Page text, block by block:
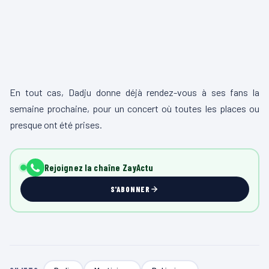
En tout cas, Dadju donne déjà rendez-vous à ses fans la
semaine prochaine, pour un concert où toutes les places ou
presque ont été prises.
Rejoignez la chaîne ZayActu
S'ABONNER